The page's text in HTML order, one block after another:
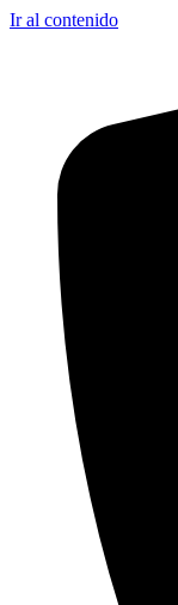
Ir al contenido